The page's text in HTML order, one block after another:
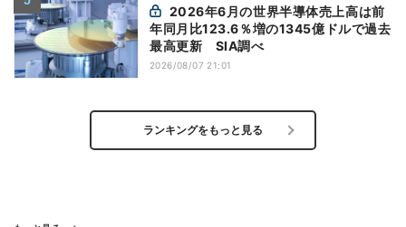
年同月比123.6％増の1345億ドルで過去
最高更新 SIA調べ
2026/08/07 21:01
ランキングをもっと見る